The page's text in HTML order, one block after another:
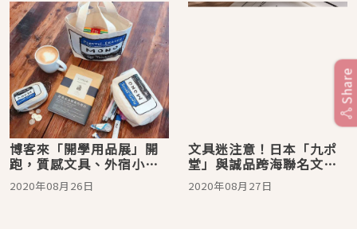
博客來「開學用品展」開
跑，質感文具、外宿小家
電下殺5折起，開學前的大
採購就趁這一波！
2020年08月26日
文具迷注意！日本「九ポ
堂」與誠品跨海聯名文
具，咖啡口味墨水、隱形
墨水逾400種特色墨水9月
2020年08月27日
Share